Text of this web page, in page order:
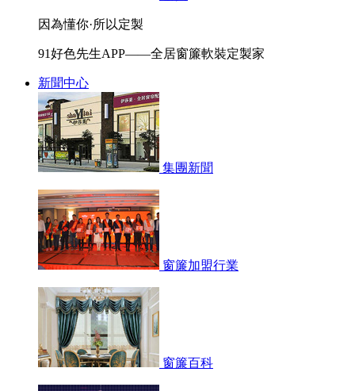
因為懂你·所以定製
91好色先生APP——全居窗簾軟裝定製家
新聞中心
集團新聞
窗簾加盟行業
窗簾百科